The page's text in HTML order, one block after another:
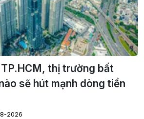
thị trường bất
sẽ hút mạnh dòng tiền
2026